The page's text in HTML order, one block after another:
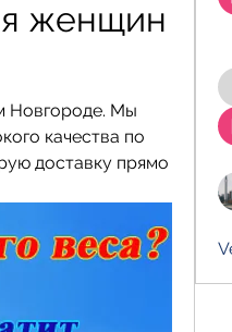
женщин
Новгороде. Мы
качества по
доставку прямо